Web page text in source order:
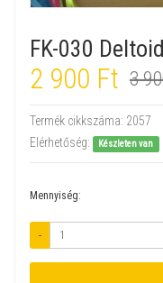
FK-030
2 900 Ft 3
Termék cikkszáma: 2057
Elérhetőség:
Készleten van
Mennyiség:
-